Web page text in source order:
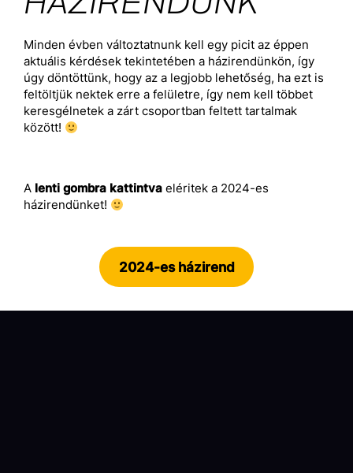
Minden évben változtatnunk kell egy picit az éppen
aktuális kérdések tekintetében a házirendünkön, így
úgy döntöttünk, hogy az a legjobb lehetőség, ha ezt is
feltöltjük nektek erre a felületre, így nem kell többet
keresgélnetek a zárt csoportban feltett tartalmak
között!
A lenti gombra kattintva eléritek a 2024-es
házirendünket!
2024-es házirend